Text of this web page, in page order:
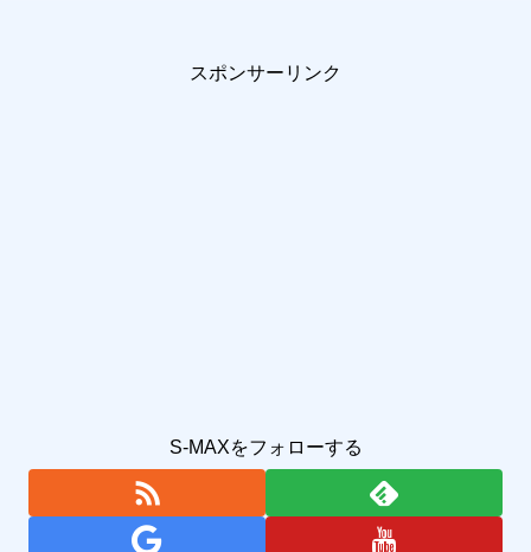
スポンサーリンク
S-MAXをフォローする